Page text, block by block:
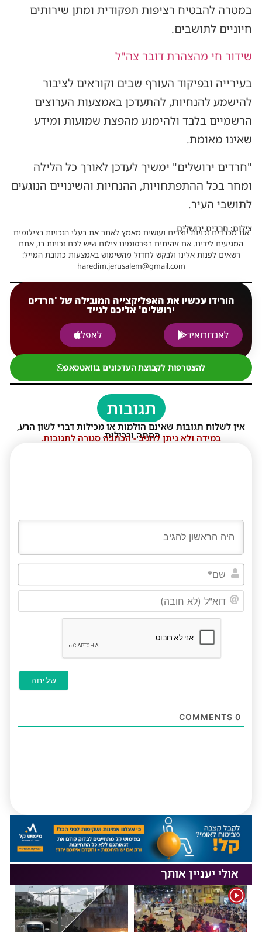
במטרה להבטיח רציפות תפקודית ומתן שירותים
חיוניים לתושבים.
שידור חי מהצהרת דובר צה"ל
בעירייה ובפיקוד העורף שבים וקוראים לציבור
להישמע להנחיות, להתעדכן באמצעות הערוצים
הרשמיים בלבד ולהימנע מהפצת שמועות ומידע
שאינו מאומת.
"חרדים ירושלים" ימשיך לעדכן לאורך כל הלילה
ומחר בכל ההתפתחויות, ההנחיות והשינויים הנוגעים
לתושבי העיר.
צילום: חרדים ירושלים
אנו מכבדים זכויות יוצרים ועושים מאמץ לאתר את בעלי הזכויות בצילומים
המגיעים לידינו. אם זיהיתים בפרסומינו צילום שיש לכם זכויות בו, אתם
רשאים לפנות אלינו ולבקש לחדול מהשימוש באמצעות כתובת המייל:
haredim.jerusalem@gmail.com
הורידו עכשיו את האפליקצייה המובילה של 'חרדים
ירושלים' אליכם לנייד
לאנדורואיד
לאפל
להצטרפות לקבוצת העדכונים בוואטסאפ
תגובות
אין לשלוח תגובות שאינם הולמות או מכילות דברי לשון הרע,
הסתה ורכילות.
במידה ולא ניתן להגיב - הכתבה סגורה לתגובות.
שם*
0
אולי יעניין אותך
1